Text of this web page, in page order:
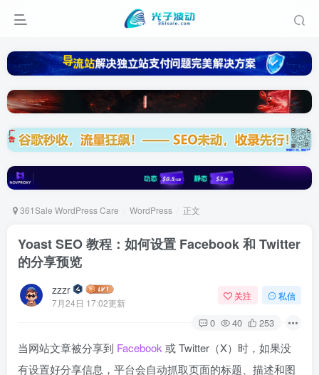
361Sale WordPress Care WordPress 正文
Yoast SEO 教程：如何设置 Facebook 和 Twitter
的分享预览
zzzr
7月24日 17:02更新
关注 私信
0 40 253
当网站文章被分享到 Facebook 或 Twitter（X）时，如果没
有设置好分享信息，平台会自动抓取页面的标题、描述和图